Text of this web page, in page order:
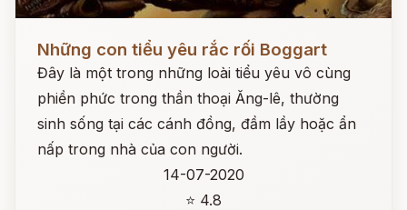
Những con tiểu yêu rắc rối Boggart
Đây là một trong những loài tiểu yêu vô cùng
phiền phức trong thần thoại Ăng-lê, thường
sinh sống tại các cánh đồng, đầm lầy hoặc ẩn
nấp trong nhà của con người.
14-07-2020
⭐ 4.8